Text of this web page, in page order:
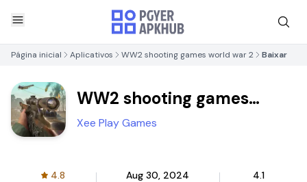
Página inicial Aplicativos WW2 shooting games world war 2 Baixar
WW2 shooting games
world war 2
Xee Play Games
4.8 Aug 30, 2024 4.1